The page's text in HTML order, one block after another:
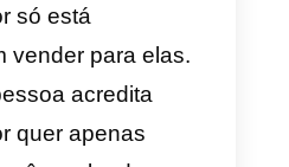
o que você está
ajudá-la, isso com
e originais.